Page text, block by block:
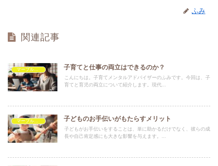
ふみ
関連記事
マーブルを救いたい 子育てと仕事の両立はできるのか？
こんにちは。子育てメンタルアドバイザーのふみです。今回は、子
育てと育児の両立について紹介します。現代...
マーブルを救いたい 子どものお手伝いがもたらすメリット
子どもがお手伝いをすることは、単に助かるだけでなく、彼らの成
長や自己肯定感にも大きな影響を与えます。...